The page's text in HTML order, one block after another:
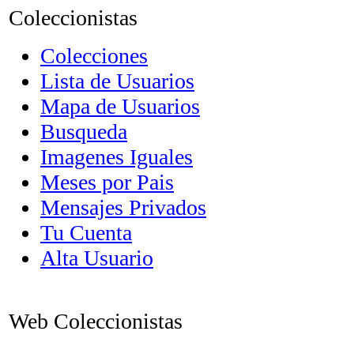
Coleccionistas
Colecciones
Lista de Usuarios
Mapa de Usuarios
Busqueda
Imagenes Iguales
Meses por Pais
Mensajes Privados
Tu Cuenta
Alta Usuario
Web Coleccionistas